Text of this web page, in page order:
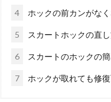
4 ホックの前カンがな
5 スカートホックの直
6 スカートのホックの
7 ホックが取れても修